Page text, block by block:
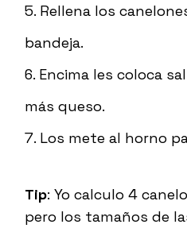
Rellena los
bandeja.
Encima les coloca
más queso.
Los mete al horno
Tip: Yo calculo 4
pero los tamaños de